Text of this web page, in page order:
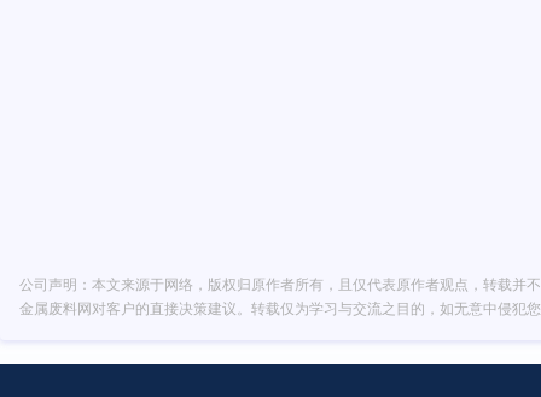
公司声明：本文来源于网络，版权归原作者所有，且仅代表原作者观点，转载
金属废料网对客户的直接决策建议。转载仅为学习与交流之目的，如无意中侵犯